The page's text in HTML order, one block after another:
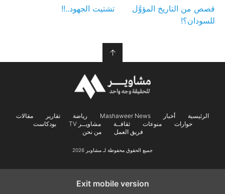
قصص من التاريخ المؤوَّل
للسودان؟!
تشتيت الجهود..!!
↑
الرئيسية أخبار Mashaweer News رياضة تقارير
مقالات
حوارات
منوعات ثقافــة مشاويــر TV
بودكاست
فريق العمل
من نحن
جميع الحقوق محفوظة لـ مشاوير 2026
Exit mobile version